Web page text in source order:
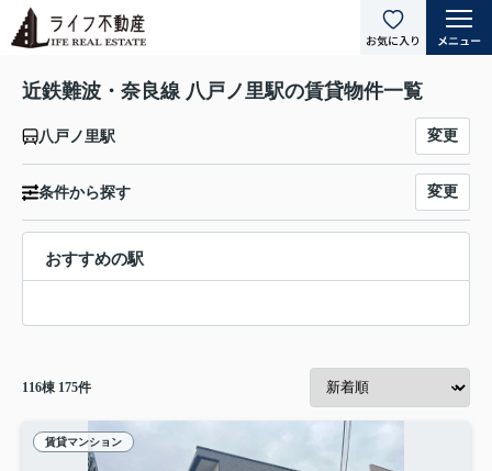
近鉄難波・奈良線 八戸ノ里駅の賃貸物件一覧
八戸ノ里駅 変更
条件から探す 変更
おすすめの駅
116棟 175件
賃貸マンション